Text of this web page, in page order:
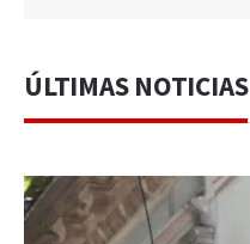
ÚLTIMAS NOTICIAS